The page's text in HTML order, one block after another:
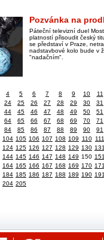
Pozvánka na
Páteční televizní duel
platností přisoudit český
se představí v Praze,
nadstavbové kolo bude v
"nadačním".
4 5 6 7 8 9 10 11
24 25 26 27 28 29 30 31
44 45 46 47 48 49 50 51
64 65 66 67 68 69 70 71
84 85 86 87 88 89 90 91
104 105 106 107 108 109 110 111
124 125 126 127 128 129 130 131
144 145 146 147 148 149 150 151
164 165 166 167 168 169 170 171
184 185 186 187 188 189 190 191
204 205